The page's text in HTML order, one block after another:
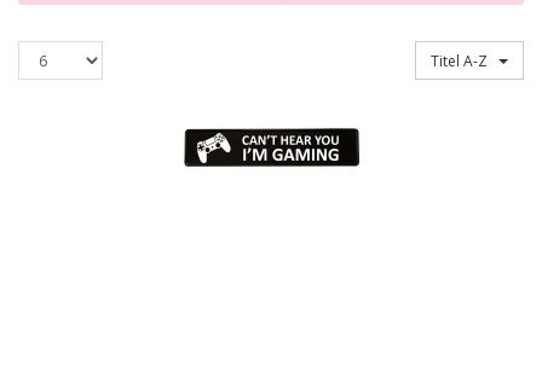
per
Sorteren op